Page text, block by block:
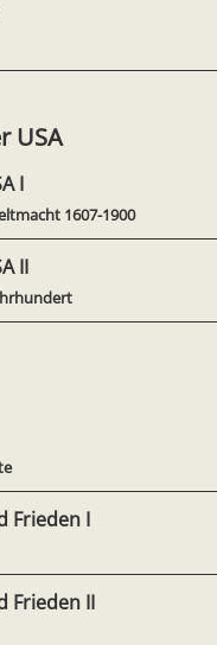
USA
I
1607-1900
II
Frieden I
Frieden II